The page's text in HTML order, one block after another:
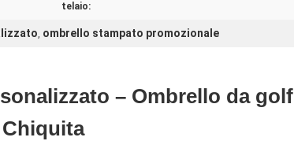
telaio:
, ombrello stampato promozionale
– Ombrello da golf